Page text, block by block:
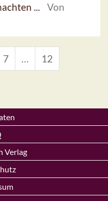
...
Von
7 … 12
Verlag